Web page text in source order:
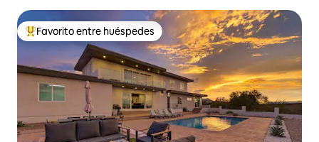
Favorito entre huéspedes preferido
Favorito entre huéspedes